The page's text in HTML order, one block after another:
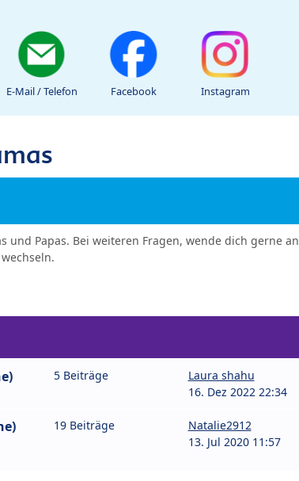
E-Mail / Telefon Facebook Instagram
Papas. Bei weiteren Fragen, wende dich gerne an
wechseln.
5 Beiträge
Laura shahu
16. Dez 2022 22:34
19 Beiträge
Natalie2912
13. Jul 2020 11:57